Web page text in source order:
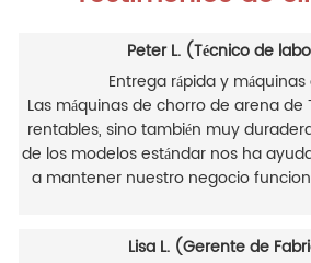
Peter L. (Técnico de
Entrega rápida y
Las máquinas de chorro de arena de
rentables, sino también muy
de los modelos estándar nos ha
a mantener nuestro negocio
Lisa L. (Gerente de